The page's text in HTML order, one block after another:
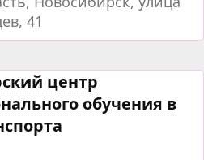
41
центр
обучения в